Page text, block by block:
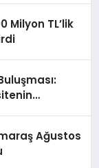
Milyon TL’lik
Ağustos